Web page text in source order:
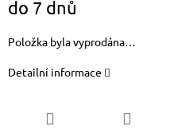
cena:
do 7 dnů
Položka byla vyprodána…
Detailní informace